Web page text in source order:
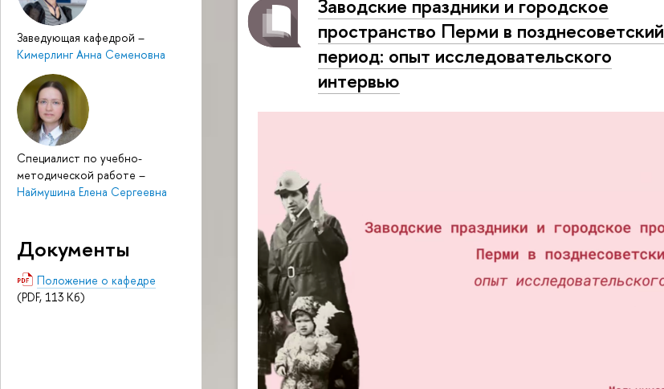
Заведующая кафедрой –
Кимерлинг Анна Семеновна
Специалист по учебно-
методической работе –
Наймушина Елена Сергеевна
Документы
Положение о кафедре
(PDF, 113 Кб)
Заводские праздники и городское
пространство Перми в позднесоветский
период: опыт исследовательского
интервью